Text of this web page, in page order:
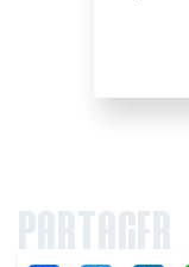
PARTAGER